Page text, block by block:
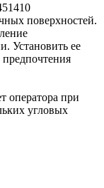
поверхностей.
Установить ее
оператора при
угловых